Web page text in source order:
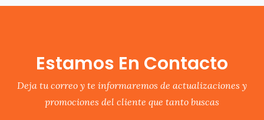
Estamos En Contacto
Deja tu correo y te informaremos de actualizaciones y
promociones del cliente que tanto buscas